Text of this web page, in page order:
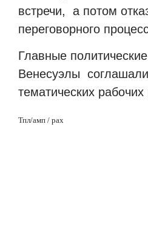
встречи, а потом
переговорного
Главные
Венесуэлы
тематических рабочих
Тпл/амп / рах